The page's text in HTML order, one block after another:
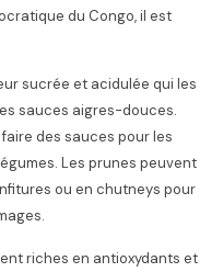
du Congo, il est
sucrée et acidulée qui les
sauces aigres-douces.
des sauces pour les
Les prunes peuvent
ou en chutneys pour
riches en antioxydants et